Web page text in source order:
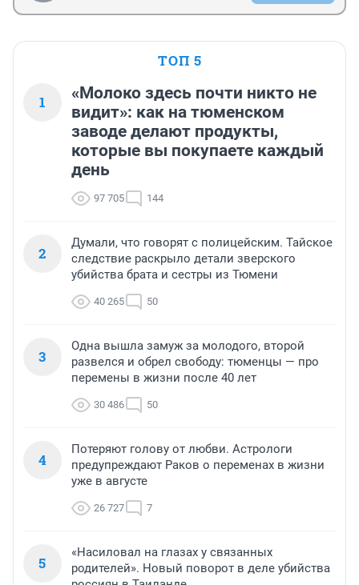
ТОП 5
1
«Молоко здесь почти никто не
видит»: как на тюменском
заводе делают продукты,
которые вы покупаете каждый
день
97 705 144
2
Думали, что говорят с полицейским. Тайское
следствие раскрыло детали зверского
убийства брата и сестры из Тюмени
40 265 50
3
Одна вышла замуж за молодого, второй
развелся и обрел свободу: тюменцы — про
перемены в жизни после 40 лет
30 486 50
4
Потеряют голову от любви. Астрологи
предупреждают Раков о переменах в жизни
уже в августе
26 727 7
5
«Насиловал на глазах у связанных
родителей». Новый поворот в деле убийства